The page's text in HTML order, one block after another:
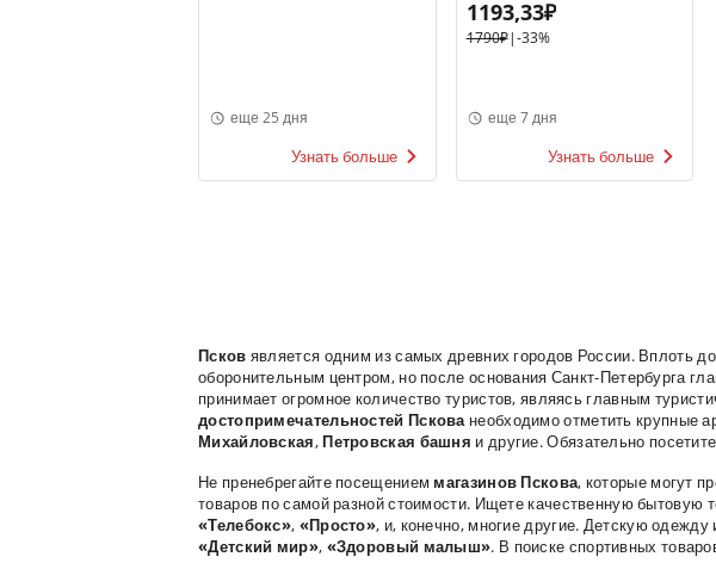
еще 25 дня
Узнать больше
под/уп, розовое, брют,
Испания
1193,33₽
1790₽|-33%
еще 7 дня
Узнать больше
Псков является одним из самых древних городов России. Вплоть
оборонительным центром, но после основания Санкт-Петербурга
принимает огромное количество туристов, являясь главным
достопримечательностей Пскованеобходимо отметить крупные
Михайловская,Петровская башня и другие. Обязательно посетите
Не пренебрегайте посещением магазинов Пскова, которые могут
товаров по самой разной стоимости. Ищете качественную бытовую
«Телебокс», «Просто», и, конечно, многие другие. Детскую
«Детский мир», «Здоровый малыш». В поиске спортивных